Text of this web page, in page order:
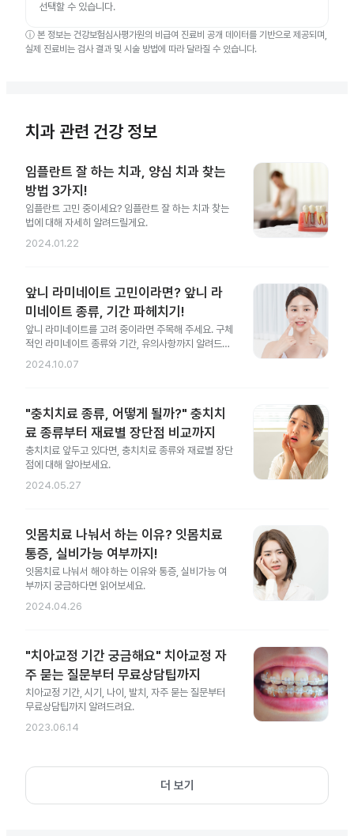
선택할 수 있습니다.
ⓘ 본 정보는 건강보험심사평가원의 비급여 진료비 공개 데이터를 기반으로 제공되며,
실제 진료비는 검사 결과 및 시술 방법에 따라 달라질 수 있습니다.
치과 관련 건강 정보
임플란트 잘 하는 치과, 양심 치과 찾는
방법 3가지!
임플란트 고민 중이세요? 임플란트 잘 하는 치과 찾는
법에 대해 자세히 알려드릴게요.
2024.01.22
앞니 라미네이트 고민이라면? 앞니 라
미네이트 종류, 기간 파헤치기!
앞니 라미네이트를 고려 중이라면 주목해 주세요. 구체
적인 라미네이트 종류와 기간, 유의사항까지 알려드릴
게요.
2024.10.07
"충치치료 종류, 어떻게 될까?" 충치치
료 종류부터 재료별 장단점 비교까지
충치치료 앞두고 있다면, 충치치료 종류와 재료별 장단
점에 대해 알아보세요.
2024.05.27
잇몸치료 나눠서 하는 이유? 잇몸치료
통증, 실비가능 여부까지!
잇몸치료 나눠서 해야 하는 이유와 통증, 실비가능 여
부까지 궁금하다면 읽어보세요.
2024.04.26
"치아교정 기간 궁금해요" 치아교정 자
주 묻는 질문부터 무료상담팁까지
치아교정 기간, 시기, 나이, 발치, 자주 묻는 질문부터
무료상담팁까지 알려드려요.
2023.06.14
더 보기